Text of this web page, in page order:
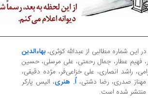
مطالبی از عبدالله کوثری،بهاءالدین
عطار، جمال رحمتی، علی مرسلی، حسین
انصاری، علی خزاعی‌فر، مژده دقیقی،
رضا دشتی،اُ. هنری، الیس پارکر
شده است.